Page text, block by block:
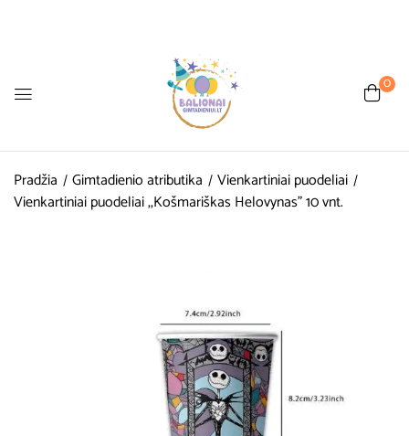
0
Pradžia Gimtadienio atributika
Vienkartiniai puodeliai
Vienkartiniai puodeliai ,,Košmariškas Helovynas” 10 vnt.